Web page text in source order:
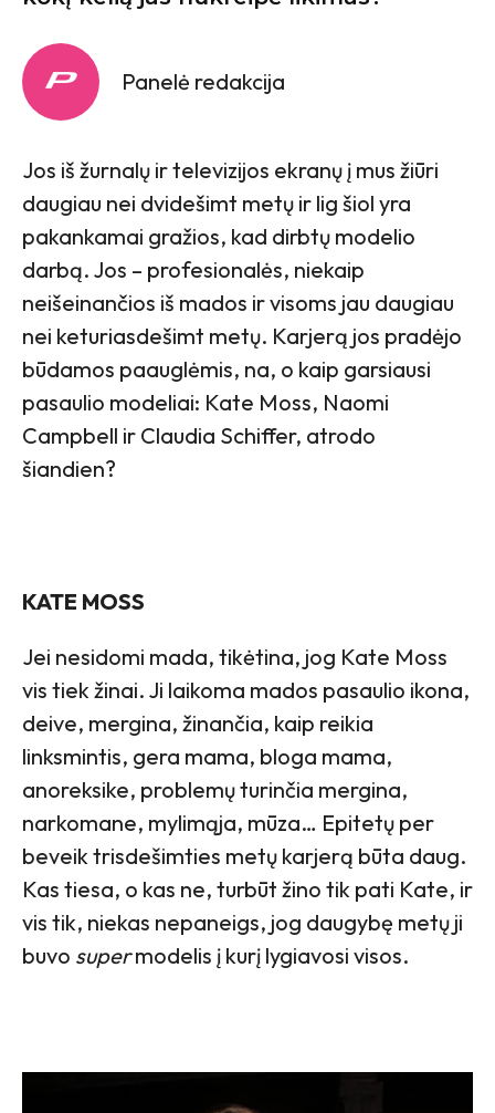
Panelė redakcija
Jos iš žurnalų ir televizijos ekranų į mus žiūri
daugiau nei dvidešimt metų ir lig šiol yra
pakankamai gražios, kad dirbtų modelio
darbą. Jos – profesionalės, niekaip
neišeinančios iš mados ir visoms jau daugiau
nei keturiasdešimt metų. Karjerą jos pradėjo
būdamos paauglėmis, na, o kaip garsiausi
pasaulio modeliai: Kate Moss, Naomi
Campbell ir Claudia Schiffer, atrodo
šiandien?
KATE MOSS
Jei nesidomi mada, tikėtina, jog Kate Moss
vis tiek žinai. Ji laikoma mados pasaulio ikona,
deive, mergina, žinančia, kaip reikia
linksmintis, gera mama, bloga mama,
anoreksike, problemų turinčia mergina,
narkomane, mylimąja, mūza… Epitetų per
beveik trisdešimties metų karjerą būta daug.
Kas tiesa, o kas ne, turbūt žino tik pati Kate, ir
vis tik, niekas nepaneigs, jog daugybę metų ji
buvo supermodelis į kurį lygiavosi visos.